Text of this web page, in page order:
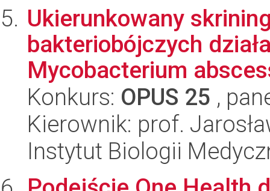
Ukierunkowany
bakteriobójczych
Mycobacterium
Konkurs: OPUS 25 ,
Kierownik: prof.
Instytut Biologii